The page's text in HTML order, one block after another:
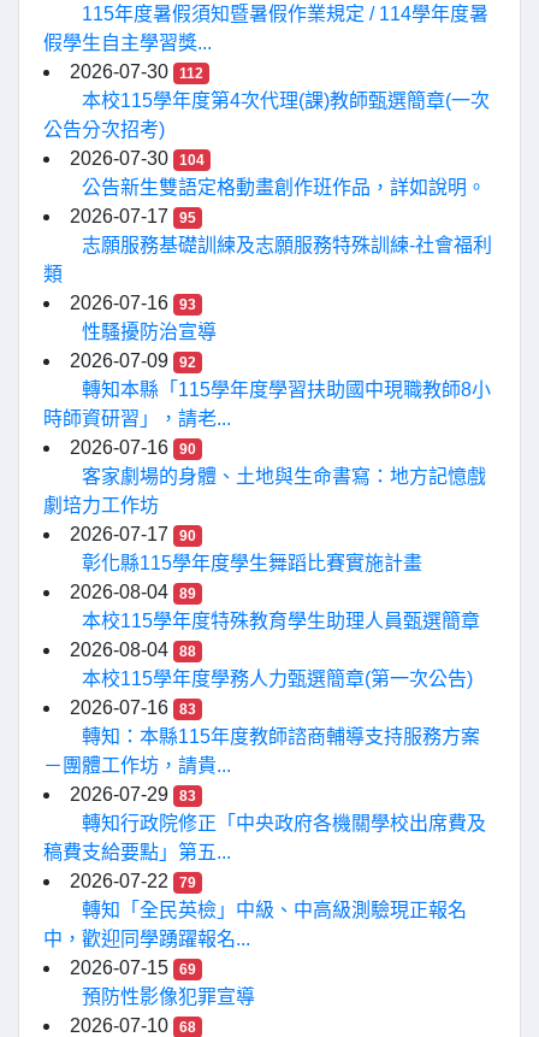
115年度暑假須知暨暑假作業規定 / 114學年度暑
假學生自主學習獎...
2026-07-30
112
本校115學年度第4次代理(課)教師甄選簡章(一次
公告分次招考)
2026-07-30
104
公告新生雙語定格動畫創作班作品，詳如說明。
2026-07-17
95
志願服務基礎訓練及志願服務特殊訓練-社會福利
類
2026-07-16
93
性騷擾防治宣導
2026-07-09
92
轉知本縣「115學年度學習扶助國中現職教師8小
時師資研習」，請老...
2026-07-16
90
客家劇場的身體、土地與生命書寫：地方記憶戲
劇培力工作坊
2026-07-17
90
彰化縣115學年度學生舞蹈比賽實施計畫
2026-08-04
89
本校115學年度特殊教育學生助理人員甄選簡章
2026-08-04
88
本校115學年度學務人力甄選簡章(第一次公告)
2026-07-16
83
轉知：本縣115年度教師諮商輔導支持服務方案
－團體工作坊，請貴...
2026-07-29
83
轉知行政院修正「中央政府各機關學校出席費及
稿費支給要點」第五...
2026-07-22
79
轉知「全民英檢」中級、中高級測驗現正報名
中，歡迎同學踴躍報名...
2026-07-15
69
預防性影像犯罪宣導
2026-07-10
68